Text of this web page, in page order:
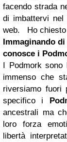
facendo strada
di imbattervi nel
web. Ho chiesto
Immaginando
conosce i
I Podmork sono
immenso che
riversiamo fuori
specifico i
ancestrali ma
loro forza
libertà